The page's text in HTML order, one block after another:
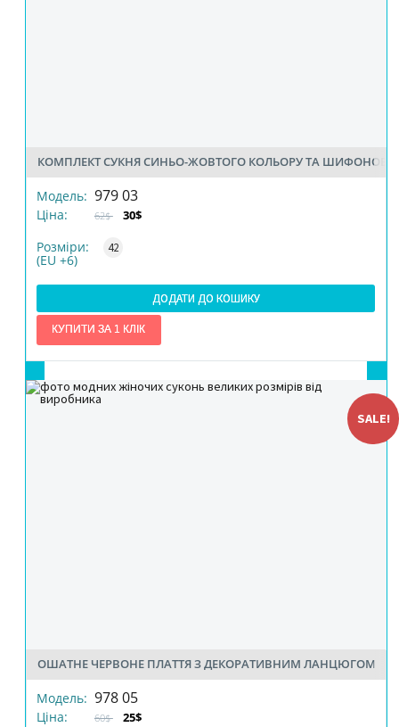
КОМПЛЕКТ СУКНЯ СИНЬО-ЖОВТОГО КОЛЬОРУ ТА
Модель: 979 03
Ціна: 62$
30$
Розміри:
(EU +6)
42
ДОДАТИ ДО КОШИКУ
РОЗМІР
КІЛЬКІСТЬ
SALE!
ОШАТНЕ ЧЕРВОНЕ ПЛАТТЯ З ДЕКОРАТИВНИМ ЛАНЦЮГОМ
Модель: 978 05
Ціна: 60$ 25$